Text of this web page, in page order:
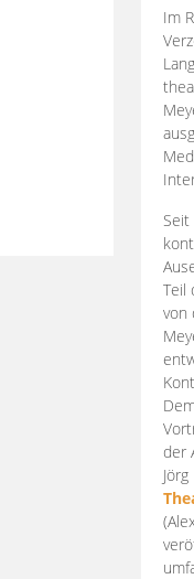
Im
Teil
von
der